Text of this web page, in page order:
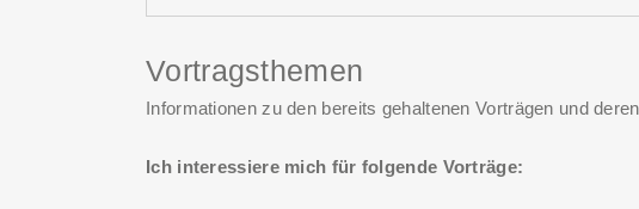
Vortragsthemen
Informationen zu den bereits gehaltenen Vorträgen und
Ich interessiere mich für folgende Vorträge: